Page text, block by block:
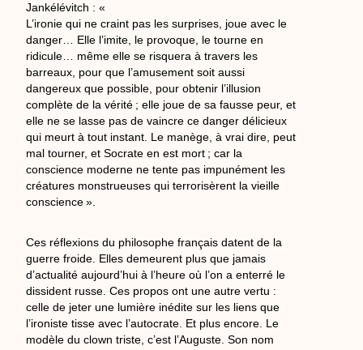
Jankélévitch : «
L’ironie qui ne craint pas les surprises, joue avec le
danger… Elle l’imite, le provoque, le tourne en
ridicule… même elle se risquera à travers les
barreaux, pour que l’amusement soit aussi
dangereux que possible, pour obtenir l’illusion
complète de la vérité ; elle joue de sa fausse peur, et
elle ne se lasse pas de vaincre ce danger délicieux
qui meurt à tout instant. Le manège, à vrai dire, peut
mal tourner, et Socrate en est mort ; car la
conscience moderne ne tente pas impunément les
créatures monstrueuses qui terrorisèrent la vieille
conscience ».
Ces réflexions du philosophe français datent de la
guerre froide. Elles demeurent plus que jamais
d’actualité aujourd’hui à l’heure où l’on a enterré le
dissident russe. Ces propos ont une autre vertu :
celle de jeter une lumière inédite sur les liens que
l’ironiste tisse avec l’autocrate. Et plus encore. Le
modèle du clown triste, c’est l’Auguste. Son nom